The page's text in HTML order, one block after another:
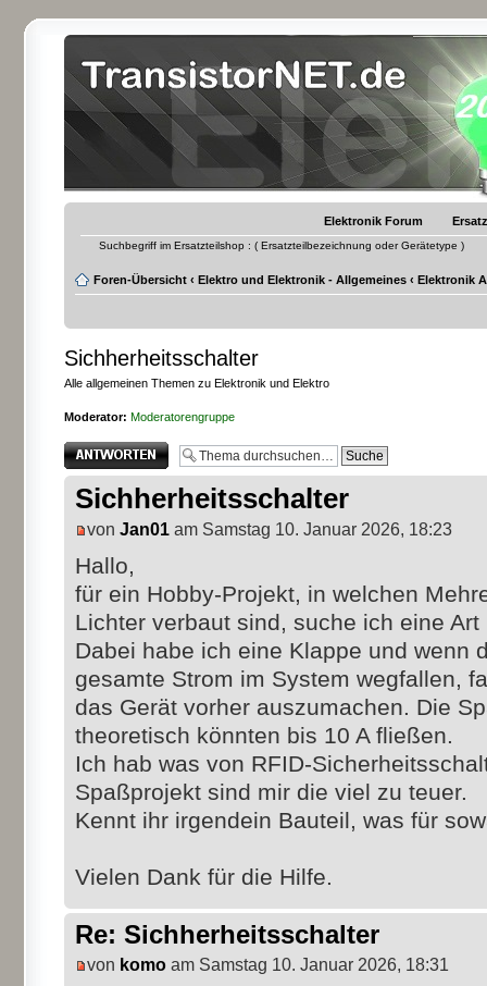
Elektronik Forum
Suchbegriff im Ersatzteilshop : ( Ersatzteilbezeichnung oder Gerätetype )
Foren-Übersicht ‹ Elektro und Elektronik - Allgemeines ‹ Elektronik
Sichherheitsschalter
Alle allgemeinen Themen zu Elektronik und Elektro
Moderator: Moderatorengruppe
Antwort erstellen
Sichherheitsschalter
von Jan01 am Samstag 10. Januar 2026, 18:23
Hallo,
für ein Hobby-Projekt, in welchen
Lichter verbaut sind, suche ich eine
Dabei habe ich eine Klappe und wenn
gesamte Strom im System wegfallen,
das Gerät vorher auszumachen. Die
theoretisch könnten bis 10 A fließen.
Ich hab was von RFID-
Spaßprojekt sind mir die viel zu teuer.
Kennt ihr irgendein Bauteil, was für
Vielen Dank für die Hilfe.
Re: Sichherheitsschalter
von komo am Samstag 10. Januar 2026, 18:31